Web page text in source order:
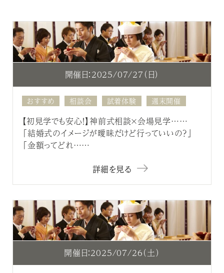
開催日：2025/07/27（日）
おすすめ 相談会 試着体験 週末開催
【初見学でも安心！】神前式相談×会場見学……
「結婚式のイメージが曖昧だけど行っていいの？」
「金額ってどれ……
詳細を見る
開催日：2025/07/26（土）